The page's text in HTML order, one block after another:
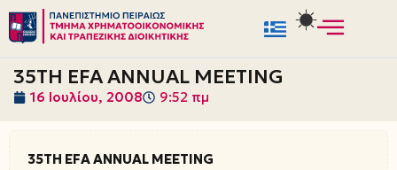
Μεταπηδήστε
στο
περιεχόμενο
35TH EFA ANNUAL MEETING
16 Ιουλίου, 2008 9:52 πμ
35TH EFA ANNUAL MEETING